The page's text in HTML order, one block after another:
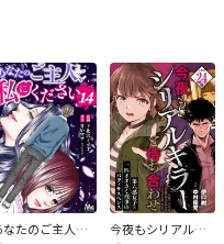
あなたのご主人、私にください
今夜もシリアルキラーと待ち合わせ 分冊版